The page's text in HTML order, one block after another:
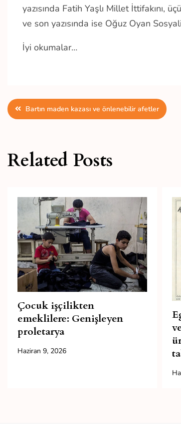
yazısında Fatih Yaşlı Millet İttifakını,
ve son yazısında ise Oğuz Oyan
İyi okumalar…
YazıBartın maden kazası ve önlenebilir afetler
Related Posts
Çocuk işçilikten
emeklilere: Genişleyen
proletarya
Haziran 9, 2026